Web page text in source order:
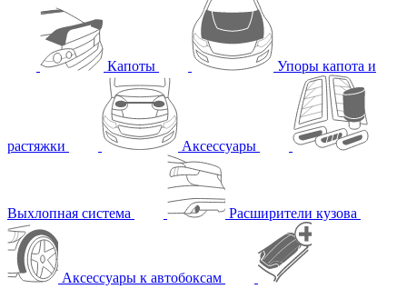
Капоты Упоры капота и
растяжки Аксессуары
Выхлопная система Расширители кузова
Аксессуары к автобоксам